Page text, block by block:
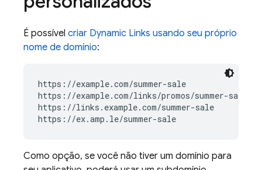
É possível criar Dynamic Links usando seu próprio
nome de domínio:
https://example.com/summer-sale
https://example.com/links/promos/summer-sale
https://links.example.com/summer-sale
Como opção, se você não tiver um domínio para